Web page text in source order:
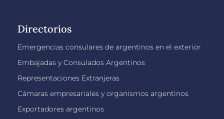
Directorios
Emergencias consulares de argentinos en el exterior
Embajadas y Consulados Argentinos
Representaciones Extranjeras
Cámaras empresariales y organismos argentinos
Exportadores argentinos